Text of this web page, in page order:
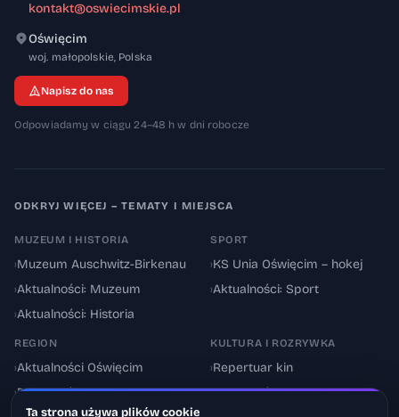
kontakt@oswiecimskie.pl
Oświęcim
woj. małopolskie, 32-600
Polska
Napisz do nas
Odpowiadamy w ciągu 24–48 h w dni robocze
ODKRYJ WIĘCEJ – TEMATY I MIEJSCA
MUZEUM I HISTORIA
›Muzeum Auschwitz-Birkenau
›Aktualności: Muzeum
›Aktualności: Historia
SPORT
›KS Unia Oświęcim – hokej
›Aktualności: Sport
REGION
›Aktualności Oświęcim
›Powiat oświęcimski
KULTURA I ROZRYWKA
›Repertuar kin
›Aktualności: Kultura
Ta strona używa plików cookie